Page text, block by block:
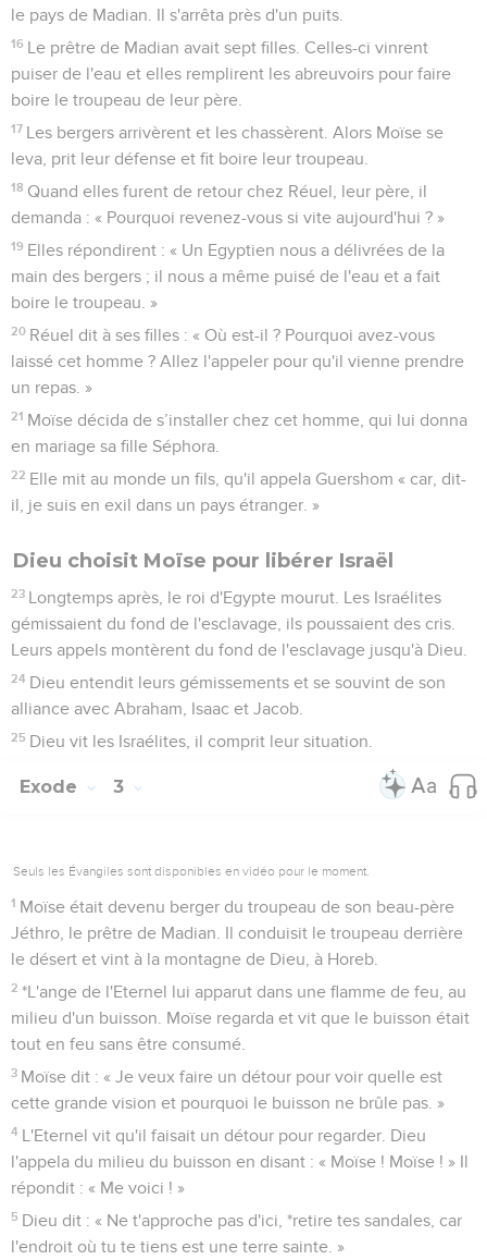
le pays de Madian. Il s'arrêta près d'un puits.
16 Le prêtre de Madian avait sept filles. Celles-ci vinrent
puiser de l'eau et elles remplirent les abreuvoirs pour faire
boire le troupeau de leur père.
17 Les bergers arrivèrent et les chassèrent. Alors Moïse se
leva, prit leur défense et fit boire leur troupeau.
18 Quand elles furent de retour chez Réuel, leur père, il
demanda : « Pourquoi revenez-vous si vite aujourd'hui ? »
19 Elles répondirent : « Un Egyptien nous a délivrées de la
main des bergers ; il nous a même puisé de l'eau et a fait
boire le troupeau. »
20 Réuel dit à ses filles : « Où est-il ? Pourquoi avez-vous
laissé cet homme ? Allez l'appeler pour qu'il vienne prendre
un repas. »
21 Moïse décida de s’installer chez cet homme, qui lui donna
en mariage sa fille Séphora.
22 Elle mit au monde un fils, qu'il appela Guershom « car, dit-
il, je suis en exil dans un pays étranger. »
Dieu choisit Moïse pour libérer Israël
23 Longtemps après, le roi d'Egypte mourut. Les Israélites
gémissaient du fond de l'esclavage, ils poussaient des cris.
Leurs appels montèrent du fond de l'esclavage jusqu'à Dieu.
24 Dieu entendit leurs gémissements et se souvint de son
alliance avec Abraham, Isaac et Jacob.
25 Dieu vit les Israélites, il comprit leur situation.
Exode 3
Seuls les Évangiles sont disponibles en vidéo pour le moment.
1 Moïse était devenu berger du troupeau de son beau-père
Jéthro, le prêtre de Madian. Il conduisit le troupeau derrière
le désert et vint à la montagne de Dieu, à Horeb.
2 *L'ange de l'Eternel lui apparut dans une flamme de feu, au
milieu d'un buisson. Moïse regarda et vit que le buisson était
tout en feu sans être consumé.
3 Moïse dit : « Je veux faire un détour pour voir quelle est
cette grande vision et pourquoi le buisson ne brûle pas. »
4 L'Eternel vit qu'il faisait un détour pour regarder. Dieu
l'appela du milieu du buisson en disant : « Moïse ! Moïse ! » Il
répondit : « Me voici ! »
5 Dieu dit : « Ne t'approche pas d'ici, *retire tes sandales, car
l'endroit où tu te tiens est une terre sainte. »